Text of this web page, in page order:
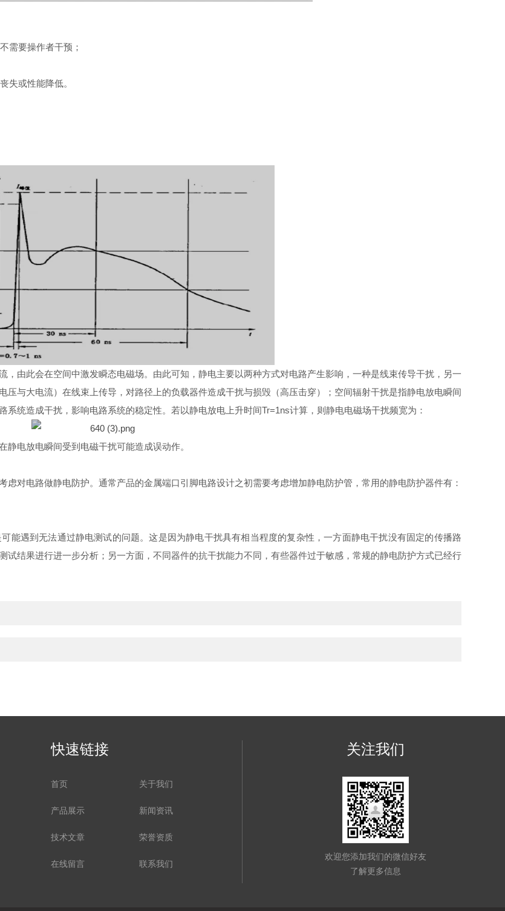
需要操作者干预；
失或性能降低。
，由此会在空间中激发瞬态电磁场。由此可知，静电主要以两种方式对电路产生影响，一种是线束传导干扰，另一
与大电流）在线束上传导，对路径上的负载器件造成干扰与损毁（高压击穿）；空间辐射干扰是指静电放电瞬间
统造成干扰，影响电路系统的稳定性。若以静电放电上升时间Tr=1ns计算，则静电电磁场干扰频宽为：
电放电瞬间受到电磁干扰可能造成误动作。
对电路做静电防护。通常产品的金属端口引脚电路设计之初需要考虑增加静电防护管，常用的静电防护器件有：
能遇到无法通过静电测试的问题。这是因为静电干扰具有相当程度的复杂性，一方面静电干扰没有固定的传播路
结果进行进一步分析；另一方面，不同器件的抗干扰能力不同，有些器件过于敏感，常规的静电防护方式已经行
快速链接
首页 关于我们
产品展示 新闻资讯
技术文章 荣誉资质
在线留言 联系我们
关注我们
欢迎您添加我们的微信好友
了解更多信息